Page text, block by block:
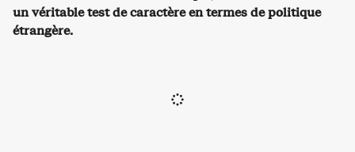
un véritable test de caractère en termes de politique
étrangère.